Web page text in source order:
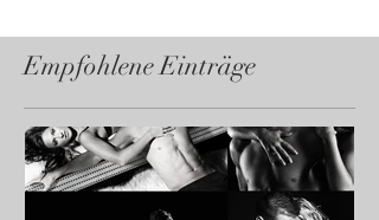
Empfohlene Einträge